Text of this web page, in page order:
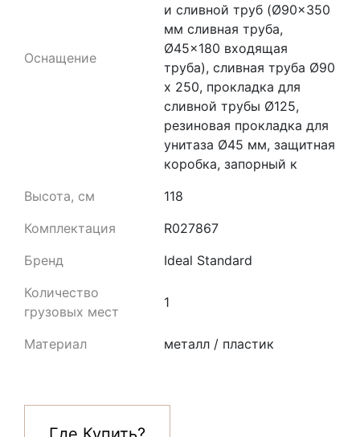
Оснащение
и сливной труб (Ø90x350
мм сливная труба,
Ø45x180 входящая
труба), сливная труба Ø90
x 250, прокладка для
сливной трубы Ø125,
резиновая прокладка для
унитаза Ø45 мм, защитная
коробка, запорный к
Высота, см
118
Комплектация
R027867
Бренд
Ideal Standard
Количество
грузовых мест
1
Материал металл / пластик